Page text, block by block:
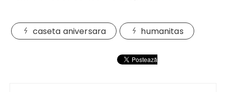
caseta aniversara humanitas